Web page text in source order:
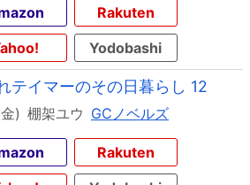
Rakuten
Yodobashi
テイマーのその日暮らし 12
) 棚架ユウ GCノベルズ
Rakuten